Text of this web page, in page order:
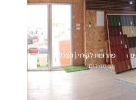
פתרונות לקירוי | הצללה
56 מוצרים